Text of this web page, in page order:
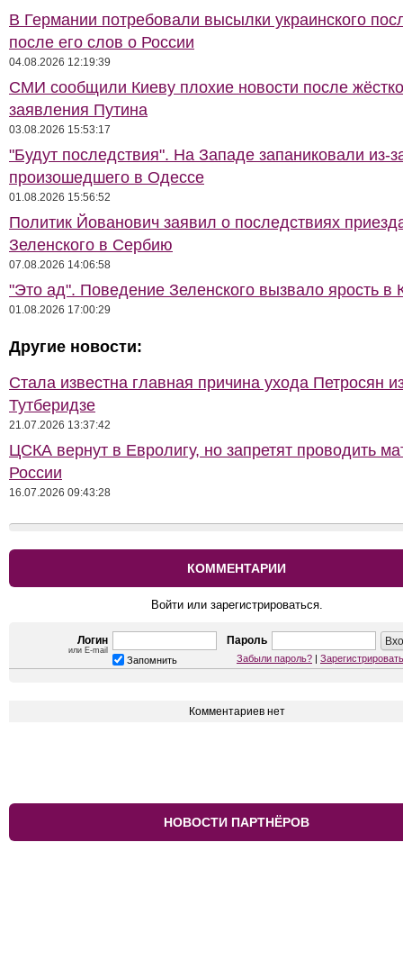
В Германии потребовали высылки украинского
после его слов о России
04.08.2026 12:19:39
СМИ сообщили Киеву плохие новости после
заявления Путина
03.08.2026 15:53:17
"Будут последствия". На Западе запаниковали из-
произошедшего в Одессе
01.08.2026 15:56:52
Политик Йованович заявил о последствиях
Зеленского в Сербию
07.08.2026 14:06:58
"Это ад". Поведение Зеленского вызвало ярость в
01.08.2026 17:00:29
Другие новости:
Стала известна главная причина ухода Петросян
Тутберидзе
21.07.2026 13:37:42
ЦСКА вернут в Евролигу, но запретят проводить
России
16.07.2026 09:43:28
КОММЕНТАРИИ
Войти или зарегистрироваться.
Логин
или E-mail
Пароль
Запомнить Забыли пароль? |
Комментариев нет
НОВОСТИ ПАРТНЁРОВ